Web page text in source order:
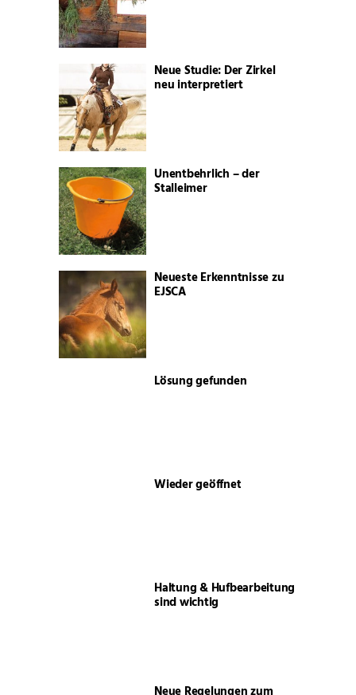
Neue Studie: Der Zirkel
neu interpretiert
Unentbehrlich – der
Stalleimer
Neueste Erkenntnisse zu
EJSCA
Lösung gefunden
Wieder geöffnet
Haltung & Hufbearbeitung
sind wichtig